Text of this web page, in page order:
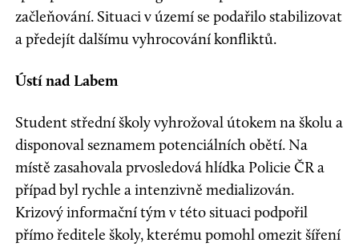
začleňování. Situaci v území se podařilo stabilizovat
a předejít dalšímu vyhrocování konfliktů.
Ústí nad Labem
Student střední školy vyhrožoval útokem na školu a
disponoval seznamem potenciálních obětí. Na
místě zasahovala prvosledová hlídka Policie ČR a
případ byl rychle a intenzivně medializován.
Krizový informační tým v této situaci podpořil
přímo ředitele školy, kterému pomohl omezit šíření